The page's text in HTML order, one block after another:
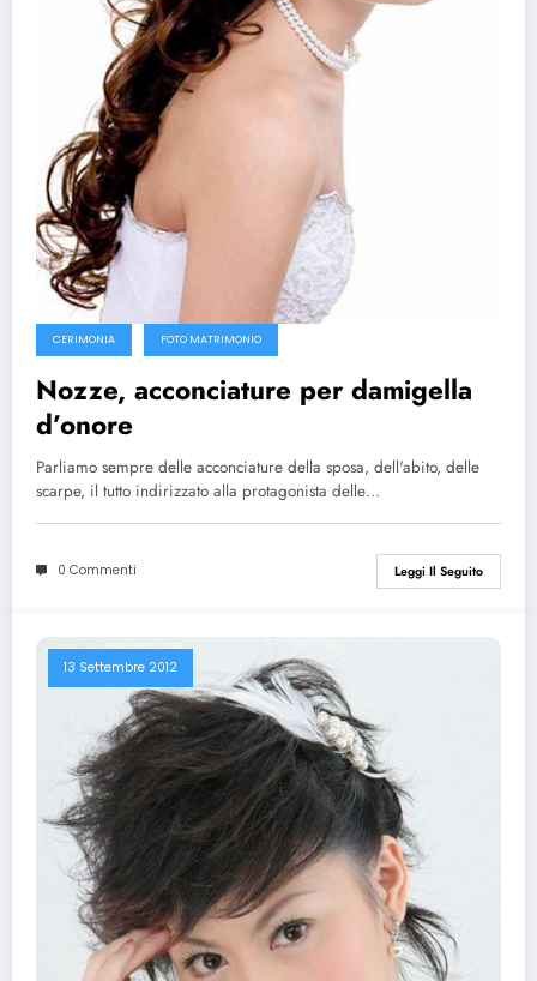
CERIMONIA FOTO MATRIMONIO
Nozze, acconciature per damigella
d’onore
Parliamo sempre delle acconciature della sposa, dell'abito, delle
scarpe, il tutto indirizzato alla protagonista delle…
0 Commenti Leggi Il Seguito
13 Settembre 2012